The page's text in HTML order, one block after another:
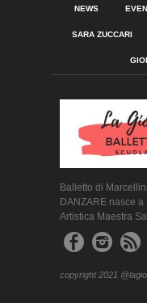
Balletto di
DANZARE nasce
Artistica Maestra
copyright 2021